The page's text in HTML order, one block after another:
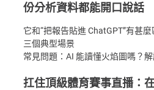
份分析資料都能開口說話
它和“把報告貼進 ChatGPT”有甚麼
三個典型場景
常見問題：AI 能讀懂火焰圖嗎？
扛住頂級體育賽事直播：